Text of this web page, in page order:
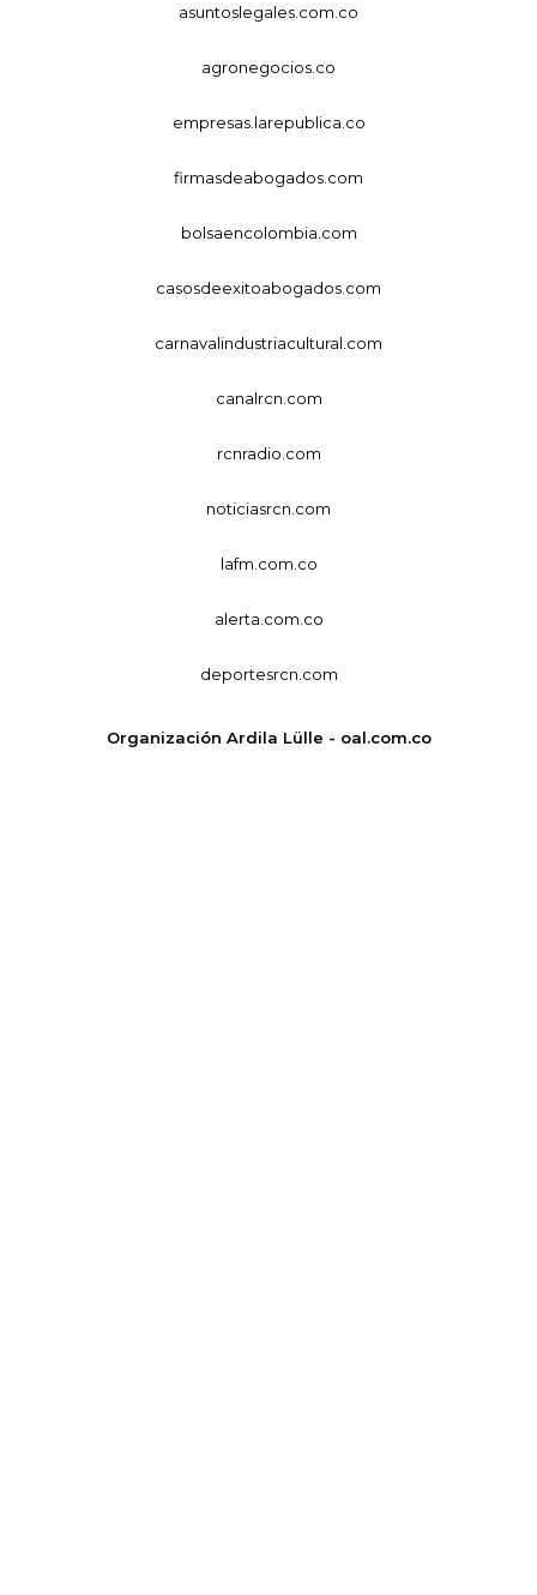
asuntoslegales.com.co
agronegocios.co
empresas.larepublica.co
firmasdeabogados.com
bolsaencolombia.com
casosdeexitoabogados.com
carnavalindustriacultural.com
canalrcn.com
rcnradio.com
noticiasrcn.com
lafm.com.co
alerta.com.co
deportesrcn.com
Organización Ardila Lülle - oal.com.co